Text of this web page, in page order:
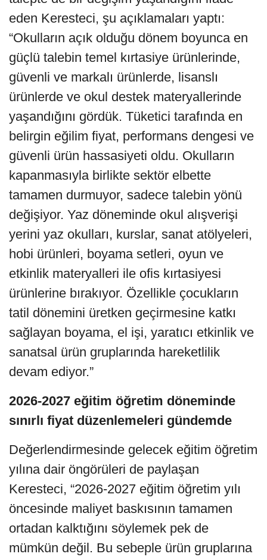
eden Keresteci, şu açıklamaları yaptı:
“Okulların açık olduğu dönem boyunca en
güçlü talebin temel kırtasiye ürünlerinde,
güvenli ve markalı ürünlerde, lisanslı
ürünlerde ve okul destek materyallerinde
yaşandığını gördük. Tüketici tarafında en
belirgin eğilim fiyat, performans dengesi ve
güvenli ürün hassasiyeti oldu. Okulların
kapanmasıyla birlikte sektör elbette
tamamen durmuyor, sadece talebin yönü
değişiyor. Yaz döneminde okul alışverişi
yerini yaz okulları, kurslar, sanat atölyeleri,
hobi ürünleri, boyama setleri, oyun ve
etkinlik materyalleri ile ofis kırtasiyesi
ürünlerine bırakıyor. Özellikle çocukların
tatil dönemini üretken geçirmesine katkı
sağlayan boyama, el işi, yaratıcı etkinlik ve
sanatsal ürün gruplarında hareketlilik
devam ediyor.”
2026-2027 eğitim öğretim döneminde
sınırlı fiyat düzenlemeleri gündemde
Değerlendirmesinde gelecek eğitim öğretim
yılına dair öngörüleri de paylaşan
Keresteci, “2026-2027 eğitim öğretim yılı
öncesinde maliyet baskısının tamamen
ortadan kalktığını söylemek pek de
mümkün değil. Bu sebeple ürün gruplarına